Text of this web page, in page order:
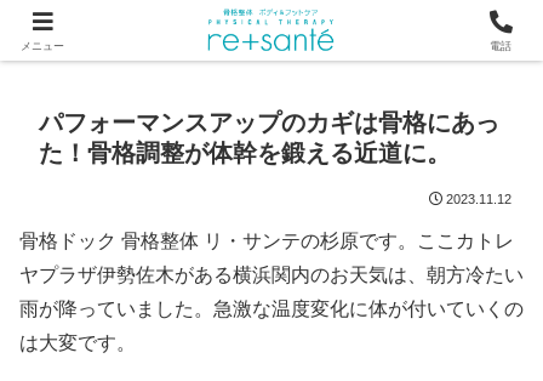
つらい首・肩こり・腰の痛みは、骨から見直す横浜市関内の整体
パフォーマンスアップのカギは骨格にあっ
た！骨格調整が体幹を鍛える近道に。
2023.11.12
骨格ドック 骨格整体 リ・サンテの杉原です。ここカトレ
ヤプラザ伊勢佐木がある横浜関内のお天気は、朝方冷たい
雨が降っていました。急激な温度変化に体が付いていくの
は大変です。
メニュー 電話